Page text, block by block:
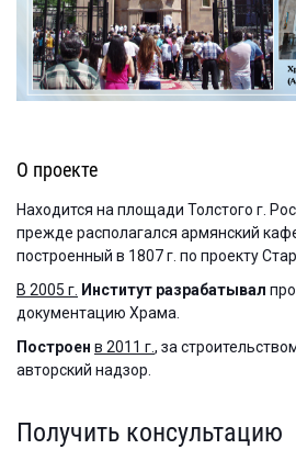
О проекте
Находится на площади Толстого г.
прежде располагался армянский
построенный в 1807 г. по проекту
В 2005 г. Институт разрабатывал
документацию Храма.
Построен в 2011 г., за
авторский надзор.
Получить консультацию